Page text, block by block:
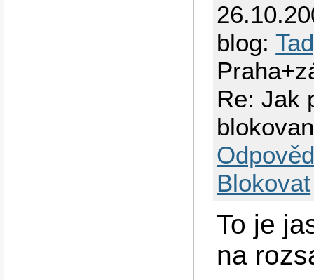
blog:
Re: Jak
Blokovat
To je
na